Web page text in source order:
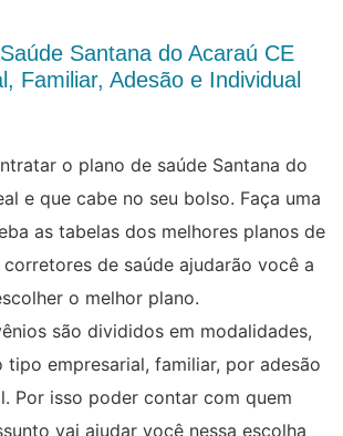
Santana do Acaraú CE
Familiar, Adesão e Individual
o plano de saúde Santana do
e que cabe no seu bolso. Faça uma
as tabelas dos melhores planos de
corretores de saúde ajudarão você a
o melhor plano.
são divididos em modalidades,
tipo empresarial, familiar, por adesão
Por isso poder contar com quem
vai ajudar você nessa escolha